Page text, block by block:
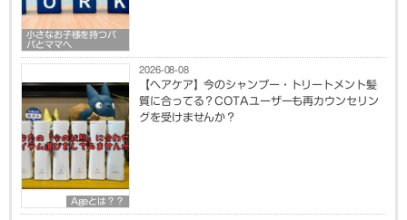
小さなお子様を持つパ
パとママへ
Ageとは？？
2026-08-08
【ヘアケア】今のシャンプー・トリートメント髪
質に合ってる？COTAユーザーも再カウンセリン
グを受けませんか？